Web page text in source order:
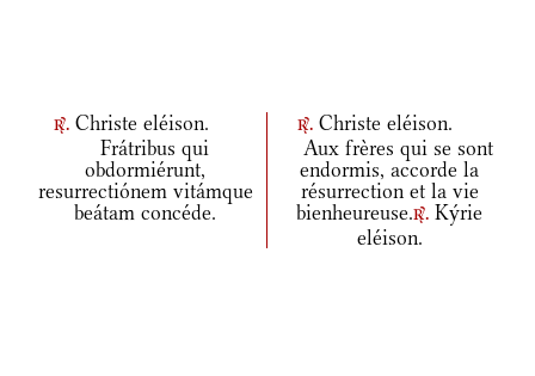
r. Christe eléison. r. Christe eléison.
Frátribus qui
obdormiérunt,
resurrectiónem vitámque
beátam concéde.
Aux frères qui se sont
endormis, accorde la
résurrection et la vie
bienheureuse.r. Kýrie
eléison.